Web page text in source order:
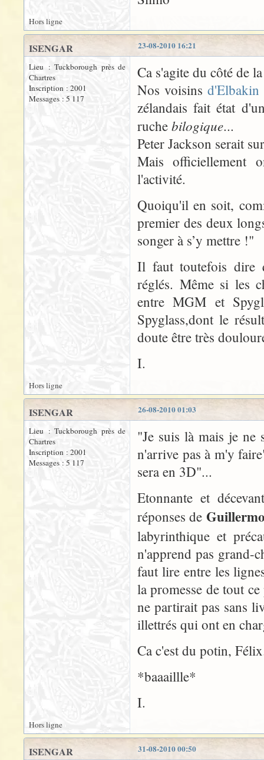
Hors ligne
23-08-2010 16:21
ISENGAR
Lieu : Tuckborough près de
Chartres
Inscription : 2001
Messages : 5 117
Ca s'agite du côté de
Nos voisinsd'Elbakin
zélandais fait état
ruche bilogique...
Peter Jackson serait
Mais officiellement
l'activité.
Quoiqu'il en soit,
premier des deux
songer à s’y mettre !"
Il faut toutefois dire
réglés. Même si les
entre MGM et
Spyglass,dont le
doute être très
I.
Hors ligne
26-08-2010 01:03
ISENGAR
Lieu : Tuckborough près de
Chartres
Inscription : 2001
Messages : 5 117
"Je suis là mais je ne
n'arrive pas à m'y
sera en 3D"...
Etonnante et
réponses de
labyrinthique et
n'apprend pas grand-
faut lire entre les
la promesse de tout
ne partirait pas sans
illettrés qui ont en
Ca c'est du potin,
*baaaillle*
I.
Hors ligne
31-08-2010 00:50
ISENGAR